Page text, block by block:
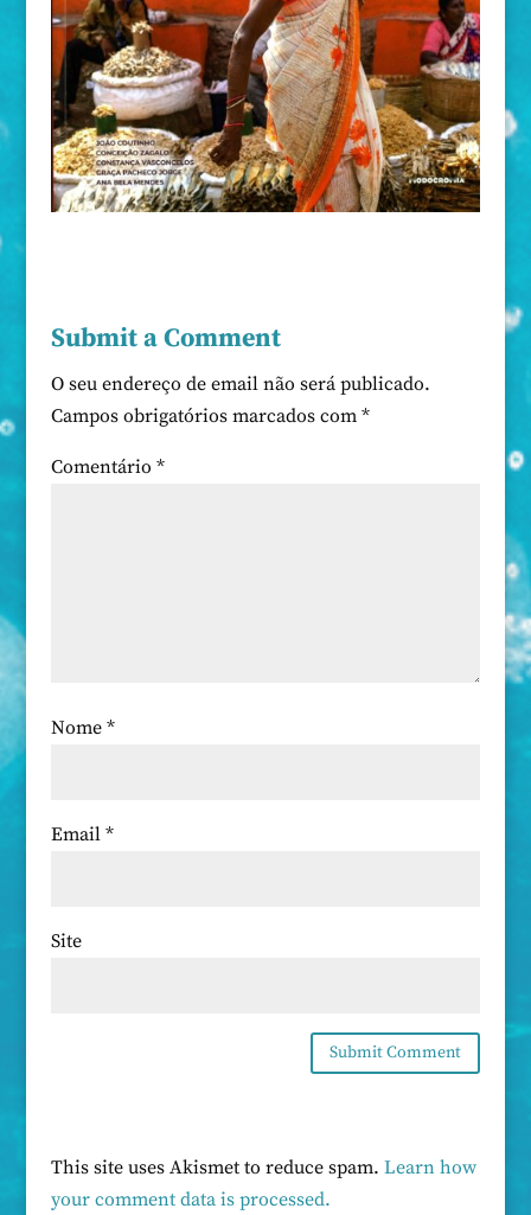
Submit a Comment
O seu endereço de email não será publicado.
Campos obrigatórios marcados com *
Comentário *
Nome *
Email *
Site
This site uses Akismet to reduce spam. Learn how
your comment data is processed.